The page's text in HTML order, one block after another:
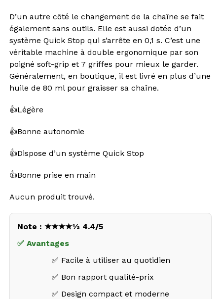
D’un autre côté le changement de la chaîne se fait
également sans outils. Elle est aussi dotée d’un
système Quick Stop qui s’arrête en 0,1 s. C’est une
véritable machine à double ergonomique par son
poigné soft-grip et 7 griffes pour mieux le garder.
Généralement, en boutique, il est livré en plus d’une
huile de 80 ml pour graisser sa chaîne.
👍Légère
👍Bonne autonomie
👍Dispose d’un système Quick Stop
👍Bonne prise en main
Aucun produit trouvé.
Note : ★★★★½ 4.4/5
✅ Avantages
✅ Facile à utiliser au quotidien
✅ Bon rapport qualité-prix
✅ Design compact et moderne